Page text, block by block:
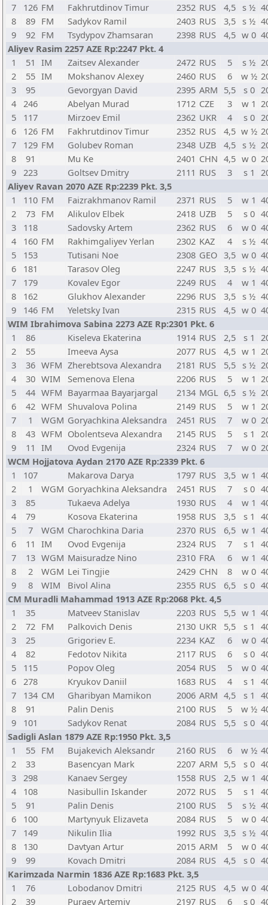
7
126 FM Fakhrutdinov Timur 2352 RUS 4,5 s ½
8
89 FM Sadykov Ramil 2403 RUS 3,5 s ½
9
92 FM Tsydypov Zhamsaran 2398 RUS 4,5 w 0
Aliyev Rasim 2257 AZE Rp:2247 Pkt. 4
1
51 IM Zaitsev Alexander 2472 RUS 5 s ½
2
55 IM Mokshanov Alexey 2460 RUS 6 w ½
3
95 Gevorgyan David 2395 ARM 5,5 s 0
4 246 Abelyan Murad 1712 CZE 3 w 1
5
117 Mirzoev Emil 2362 UKR 4 s 0
6
126 FM Fakhrutdinov Timur 2352 RUS 4,5 w ½
7
129 FM Golubev Roman 2348 UZB 4,5 s ½
8
91 Mu Ke 2401 CHN 4,5 w 0
9 223 Goltsev Dmitry 2111 RUS 3 s 1
Aliyev Ravan 2070 AZE Rp:2239 Pkt. 3,5
1
110 FM Faizrakhmanov Ramil 2371 RUS 5 w 1
2
73 FM Alikulov Elbek 2418 UZB 5 s 0
3
118 Sadovsky Artem 2362 RUS 6 w 0
4
160 FM Rakhimgaliyev Yerlan 2302 KAZ 4 s ½
5
153 Tutisani Noe 2308 GEO 3,5 w 0
6
181 Tarasov Oleg 2247 RUS 3,5 s ½
7
179 Kovalev Egor 2249 RUS 4 w 1
8
162 Glukhov Alexander 2296 RUS 3,5 s ½
9
146 FM Yeletsky Ivan 2315 RUS 4,5 w 0
WIM Ibrahimova Sabina 2273 AZE Rp:2301 Pkt. 6
1
86 Kiseleva Ekaterina 1914 RUS 2,5 s 1
2
55 Imeeva Aysa 2077 RUS 4,5 w 1
3
36 WFM Zherebtsova Alexandra 2181 RUS 5,5 s ½
4
30 WIM Semenova Elena 2206 RUS 5 w 1
5
44 WFM Bayarmaa Bayarjargal 2134 MGL 6,5 s ½
6
42 WFM Shuvalova Polina 2149 RUS 5 w 1
7
1 WGM Goryachkina Aleksandra 2451 RUS 7 w 0
8
43 WFM Obolentseva Alexandra 2145 RUS 5 s 1
9
11 IM Ovod Evgenija 2324 RUS 7 w 0
WCM Hojjatova Aydan 2170 AZE Rp:2339 Pkt. 6
1
107 Makarova Darya 1797 RUS 3,5 w 1
2
1 WGM Goryachkina Aleksandra 2451 RUS 7 s 0
3
85 Tukaeva Adelya 1930 RUS 4 w 1
4
79 Kosova Ekaterina 1958 RUS 3,5 s 1
5
7 WGM Charochkina Daria 2370 RUS 6,5 w 1
6
11 IM Ovod Evgenija 2324 RUS 7 s 1
7
13 WGM Maisuradze Nino 2310 FRA 6 w 1
8
2 WGM Lei Tingjie 2429 CHN 8 w 0
9
8 WIM Bivol Alina 2355 RUS 6,5 s 0
CM Muradli Mahammad 1913 AZE Rp:2068 Pkt. 4,5
1
35 Matveev Stanislav 2203 RUS 5,5 w 1
2
72 FM Palkovich Denis 2130 UKR 5,5 s 1
3
25 Grigoriev E. 2234 KAZ 6 w 0
4
82 Fedotov Nikita 2117 RUS 6 s 0
5
115 Popov Oleg 2054 RUS 5 w 0
6 278 Kryukov Daniil 1683 RUS 4 s 1
7
134 CM Gharibyan Mamikon 2006 ARM 4,5 s 1
8
91 Palin Denis 2100 RUS 5 w ½
9
101 Sadykov Renat 2084 RUS 5,5 s 0
Sadigli Aslan 1879 AZE Rp:1950 Pkt. 3,5
1
55 FM Bujakevich Aleksandr 2160 RUS 6 w ½
2
33 Basencyan Mark 2207 ARM 5,5 s 0
3 298 Kanaev Sergey 1558 RUS 2,5 w 1
4
108 Nasibullin Iskander 2072 RUS 5 s 1
5
91 Palin Denis 2100 RUS 5 s ½
6
100 Martynyuk Elizaveta 2084 RUS 5 w 0
7
149 Nikulin Ilia 1992 RUS 3,5 s ½
8
130 Davtyan Artur 2015 ARM 5 w 0
9
99 Kovach Dmitri 2084 RUS 4,5 s 0
Karimzada Narmin 1836 AZE Rp:1683 Pkt. 3,5
1
76 Lobodanov Dmitri 2125 RUS 4,5 w 0
2
39 Puraev Artemiy 2197 RUS 6 s 0